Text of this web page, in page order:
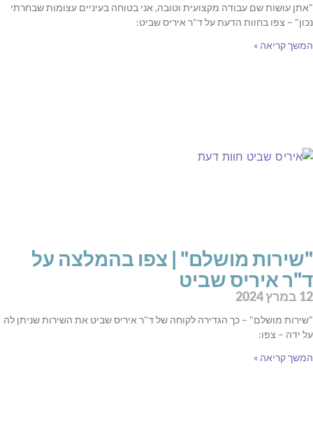
"אתן עושות שם עבודה מקצועית וטובה, אני בטוחה בעיניים עצומות שבחרתי
נכון" – צפו בחוות הדעת על ד"ר איריס שביט:
המשך קריאה »
"שירות מושלם" | צפו בהמלצה על
ד"ר איריס שביט
12 במרץ 2024
"שירות מושלם" – כך הגדירה לקוחה של ד"ר איריס שביט את השירות שניתן לה
על ידה – צפו:
המשך קריאה »